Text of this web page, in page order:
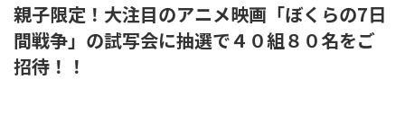
親子限定！大注目のアニメ映画「ぼくらの7日
間戦争」の試写会に抽選で４０組８０名をご
招待！！